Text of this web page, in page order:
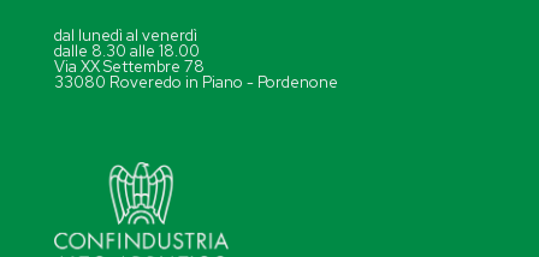
dal lunedì al venerdì
dalle 8.30 alle 18.00
Via XX Settembre 78
33080 Roveredo in Piano - Pordenone